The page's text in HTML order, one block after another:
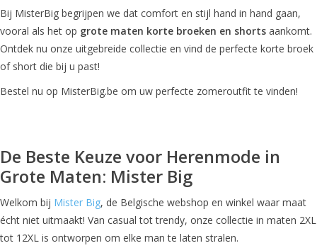
Bij MisterBig begrijpen we dat comfort en stijl hand in hand gaan,
vooral als het op grote maten korte broeken en shorts aankomt.
Ontdek nu onze uitgebreide collectie en vind de perfecte korte broek
of short die bij u past!
Bestel nu op MisterBig.be om uw perfecte zomeroutfit te vinden!
De Beste Keuze voor Herenmode in
Grote Maten: Mister Big
Welkom bij Mister Big, de Belgische webshop en winkel waar maat
écht niet uitmaakt! Van casual tot trendy, onze collectie in maten 2XL
tot 12XL is ontworpen om elke man te laten stralen.